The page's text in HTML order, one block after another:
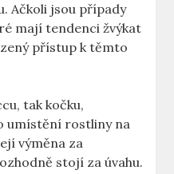
Ačkoli jsou případy
mají tendenci žvýkat
přístup k těmto
tak kočku,
umístění rostliny na
výměna za
stojí za úvahu.